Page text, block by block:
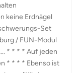
keine Erdnägel
Set
/ FUN-Modul
* * * * Auf jeden
* * * * Ebenso ist